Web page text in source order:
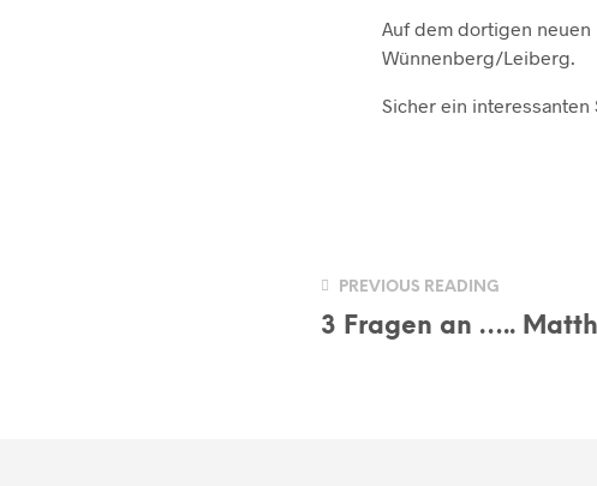
Auf dem dortigen
Wünnenberg/Leiberg.
Sicher ein interessanten
PREVIOUS READING
3 Fragen an …..